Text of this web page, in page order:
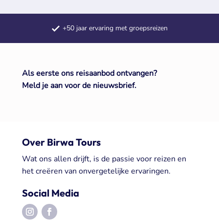
Als eerste ons reisaanbod ontvangen?
Meld je aan voor de nieuwsbrief.
Over Birwa Tours
Wat ons allen drijft, is de passie voor reizen en
het creëren van onvergetelijke ervaringen.
Social Media